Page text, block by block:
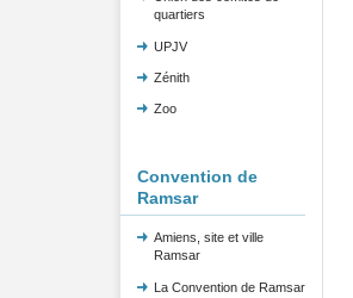
quartiers
UPJV
Zénith
Zoo
Convention de
Ramsar
Amiens, site et ville
Ramsar
La Convention de Ramsar